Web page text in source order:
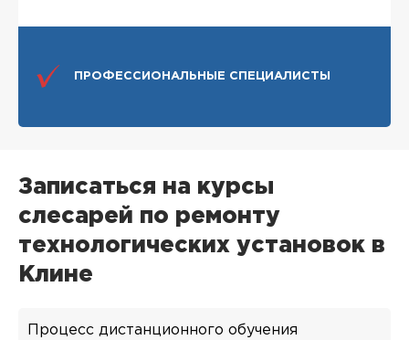
ПРОФЕССИОНАЛЬНЫЕ СПЕЦИАЛИСТЫ
Записаться на курсы
слесарей по ремонту
технологических установок в
Клине
Процесс дистанционного обучения